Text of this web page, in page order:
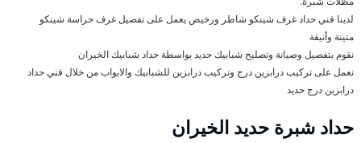
لدينا فني حداد غرف شينكو شاطر ورخيص يعمل على تفصيل غرف حراسة شينكو
متينة وأنيقة
نقوم بتفصيل وصيانة وتصليح شبابيك حديد بواسطة حداد شبابيك الخيران
نعمل على تركيب درابزين درج وتركيب درابزين للشبابيك والابواب من خلال فني حداد
درابزين درج حديد
حداد شبرة حديد الخيران